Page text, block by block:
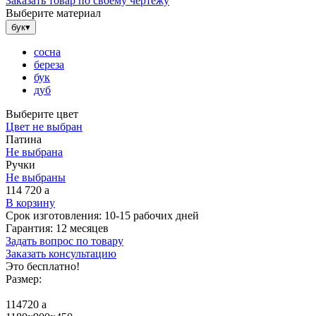
Выберите материал
бук▾
сосна
береза
бук
дуб
Выберите цвет
Цвет не выбран
Патина
Не выбрана
Ручки
Не выбраны
114 720 a
В корзину
Срок изготовления: 10-15 рабочих дней
Гарантия: 12 месяцев
Задать вопрос по товару
Заказать консультацию
Это бесплатно!
Размер:
114720 a